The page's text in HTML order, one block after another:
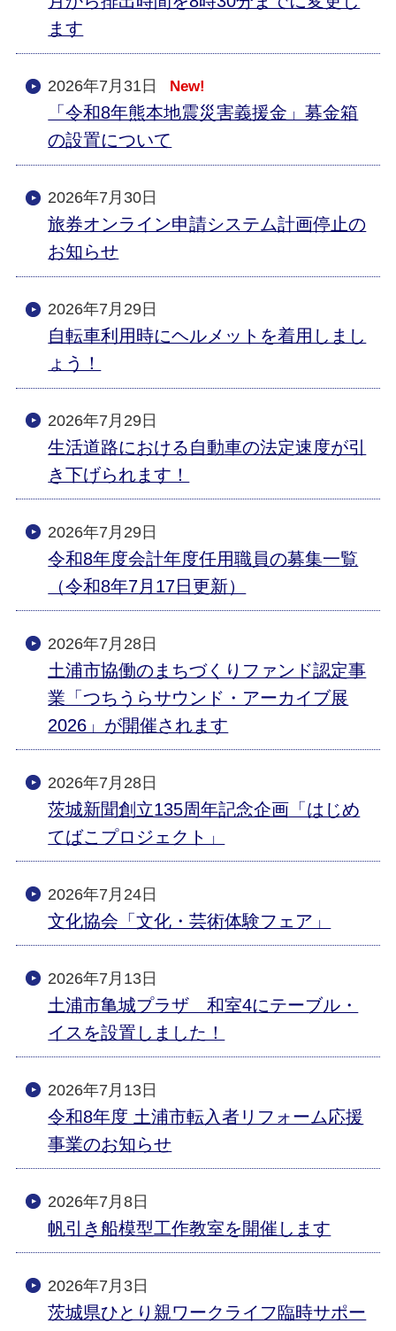
ます
2026年7月31日 New!
「令和8年熊本地震災害義援金」募金箱
の設置について
2026年7月30日
旅券オンライン申請システム計画停止の
お知らせ
2026年7月29日
自転車利用時にヘルメットを着用しまし
ょう！
2026年7月29日
生活道路における自動車の法定速度が引
き下げられます！
2026年7月29日
令和8年度会計年度任用職員の募集一覧
（令和8年7月17日更新）
2026年7月28日
土浦市協働のまちづくりファンド認定事
業「つちうらサウンド・アーカイブ展
2026」が開催されます
2026年7月28日
茨城新聞創立135周年記念企画「はじめ
てばこプロジェクト」
2026年7月24日
文化協会「文化・芸術体験フェア」
2026年7月13日
土浦市亀城プラザ 和室4にテーブル・
イスを設置しました！
2026年7月13日
令和8年度 土浦市転入者リフォーム応援
事業のお知らせ
2026年7月8日
帆引き船模型工作教室を開催します
2026年7月3日
茨城県ひとり親ワークライフ臨時サポー